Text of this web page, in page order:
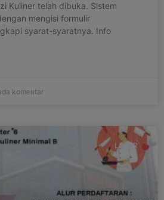
Kuliner telah dibuka. Sistem
mengisi formulir
syarat-syaratnya. Info
komentar
LOKER